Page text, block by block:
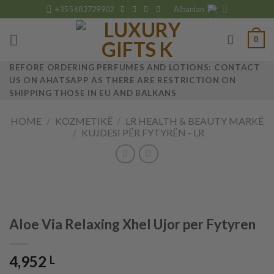
to
content
+355 682729902 Albanian
0
BEFORE ORDERING PERFUMES AND LOTIONS: CONTACT
US ON AHATSAPP AS THERE ARE RESTRICTION ON
SHIPPING THOSE IN EU AND BALKANS
HOME / KOZMETIKË / LR HEALTH & BEAUTY MARKË
/ KUJDESI PËR FYTYRËN - LR
Aloe Via Relaxing Xhel Ujor per Fytyren
4,952 L